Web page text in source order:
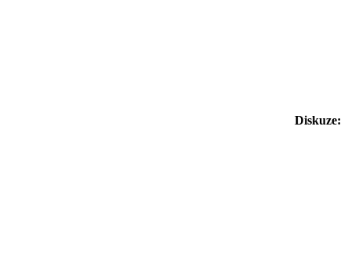
Diskuze: